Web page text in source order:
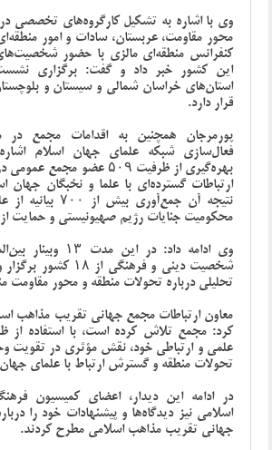
وی با اشاره به تشکیل کارگروه‌های تخصصی
محور مقاومت، عربستان، سادات و امور
کنفرانس منطقه‌ای مالزی با حضور
این کشور خبر داد و گفت: برگزاری
استان‌های خراسان شمالی و سیستان و
قرار دارد.
پورمرجان همچنین به اقدامات مجمع در
فعال‌سازی شبکه علمای جهان اسلام
بهره‌گیری از ظرفیت ۵۰۹ عضو
ارتباطات گسترده‌ای با علما و نخبگان جهان
محکومیت جنایات رژیم صهیونیستی و حمایت
تحلیلی درباره تحولات منطقه و محور مقاومت
معاون ارتباطات مجمع جهانی تقریب مذاهب
کرد: مجمع تلاش کرده است، با استفاده از
علمی و ارتباطی خود، نقش مؤثری در تقویت
تحولات منطقه و گسترش ارتباط با علمای جهان
در ادامه این دیدار، اعضای کمیسیون
اسلامی نیز دیدگاه‌ها و پیشنهادات خود را
جهانی تقریب مذاهب اسلامی مطرح کردند.